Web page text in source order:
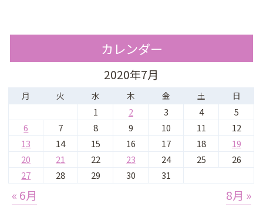
カレンダー
2020年7月
月 火 水 木 金 土 日
1 2 3 4
5
6
7 8 9 10 11
12
13
14 15 16 17 18
19
20
21 22 23 24 25
26
27
28 29 30 31
« 6月 8月 »